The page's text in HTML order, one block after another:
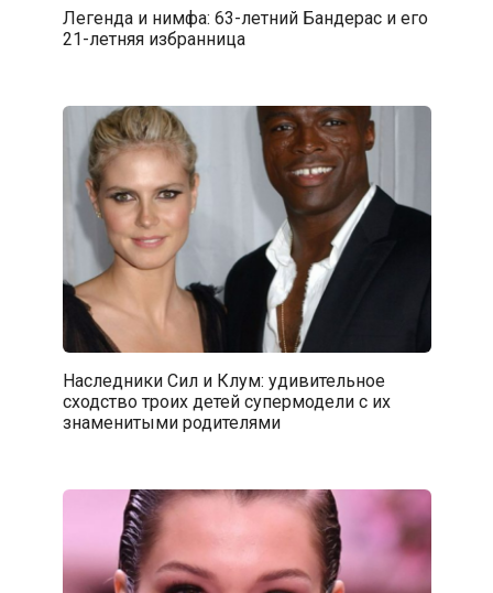
Легенда и нимфа: 63-летний Бандерас и его
21-летняя избранница
Наследники Сил и Клум: удивительное
сходство троих детей супермодели с их
знаменитыми родителями